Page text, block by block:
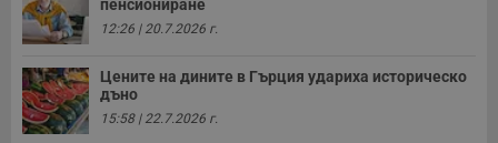
пенсиониране
12:26 | 20.7.2026 г.
Цените на дините в Гърция удариха историческо
дъно
15:58 | 22.7.2026 г.